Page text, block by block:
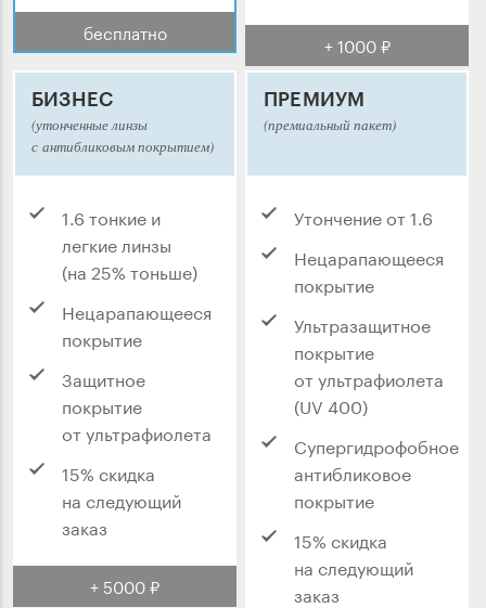
бесплатно + 1000 ₽
БИЗНЕС
(утонченные линзы
с антибликовым покрытием)
1.6 тонкие и
легкие линзы
(на 25% тоньше)
Нецарапающееся
покрытие
Защитное
покрытие
от ультрафиолета
15% скидка
на следующий
заказ
+ 5000 ₽
ПРЕМИУМ
(премиальный пакет)
Утончение от 1.6
Нецарапающееся
покрытие
Ультразащитное
покрытие
от ультрафиолета
(UV 400)
Супергидрофобное
антибликовое
покрытие
15% скидка
на следующий
заказ